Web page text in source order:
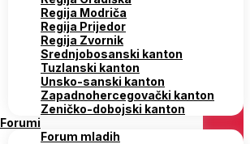
Regija Modriča
Regija Prijedor
Regija Zvornik
Srednjobosanski kanton
Tuzlanski kanton
Unsko-sanski kanton
Zapadnohercegovački kanton
Zeničko-dobojski kanton
Forumi
Forum mladih